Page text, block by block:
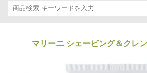
マリーニ シェービング＆クレ